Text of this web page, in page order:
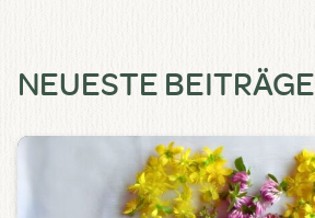
NEUESTE BEITRÄGE